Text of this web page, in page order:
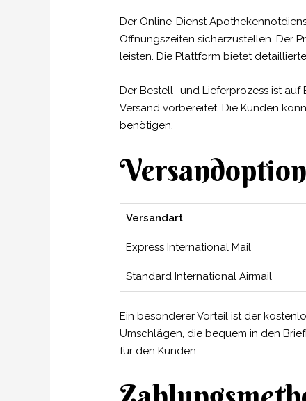
Der Online-Dienst
Öffnungszeiten sicherzustellen. Der
leisten. Die Plattform bietet
Der Bestell- und Lieferprozess ist
Versand vorbereitet. Die Kunden
benötigen.
Versandart
Express International Mail
Standard International Airmail
Ein besonderer Vorteil ist der
Umschlägen, die bequem in den
für den Kunden.